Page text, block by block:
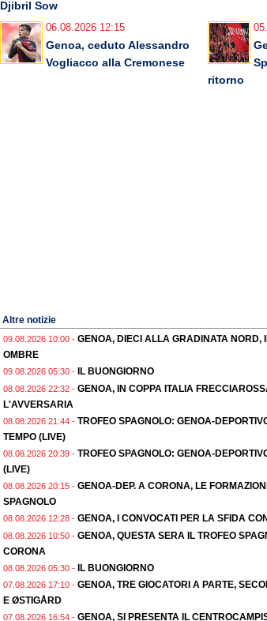
Djibril Sow
06.08.2026 12:15
Genoa, ceduto Alessandro
Vogliacco alla Cremonese
ritorno
Altre notizie
09.08.2026 10:00 - GENOA, DIECI ALLA GRADINATA NORD,
OMBRE
09.08.2026 05:30 - IL BUONGIORNO
08.08.2026 22:32 - GENOA, IN COPPA ITALIA
L'AVVERSARIA
08.08.2026 21:44 - TROFEO SPAGNOLO: GENOA-
TEMPO (LIVE)
08.08.2026 20:39 - TROFEO SPAGNOLO: GENOA-
(LIVE)
08.08.2026 20:15 - GENOA-DEP. A CORONA, LE
SPAGNOLO
08.08.2026 12:28 - GENOA, I CONVOCATI PER LA SFIDA
08.08.2026 10:50 - GENOA, QUESTA SERA IL TROFEO
CORONA
08.08.2026 05:30 - IL BUONGIORNO
07.08.2026 17:10 - GENOA, TRE GIOCATORI A PARTE,
E ØSTIGÅRD
07.08.2026 16:54 - GENOA, SI PRESENTA IL